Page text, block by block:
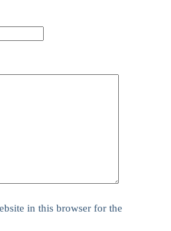
in this browser for the